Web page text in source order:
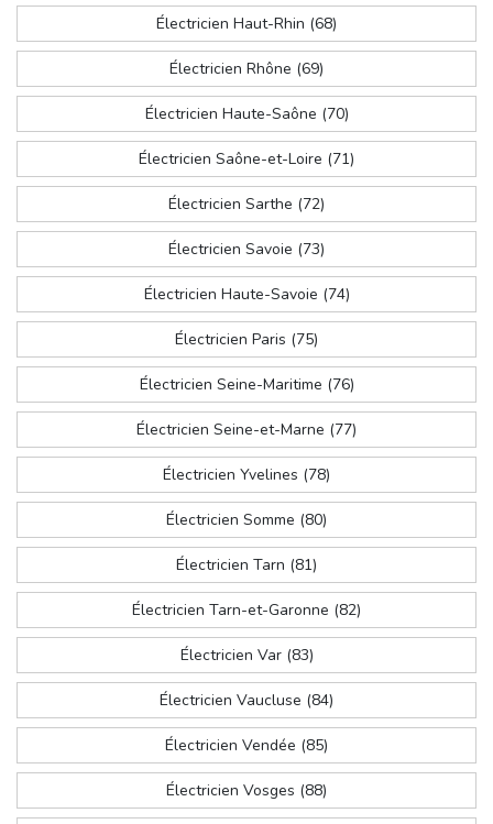
Électricien Haut-Rhin (68)
Électricien Rhône (69)
Électricien Haute-Saône (70)
Électricien Saône-et-Loire (71)
Électricien Sarthe (72)
Électricien Savoie (73)
Électricien Haute-Savoie (74)
Électricien Paris (75)
Électricien Seine-Maritime (76)
Électricien Seine-et-Marne (77)
Électricien Yvelines (78)
Électricien Somme (80)
Électricien Tarn (81)
Électricien Tarn-et-Garonne (82)
Électricien Var (83)
Électricien Vaucluse (84)
Électricien Vendée (85)
Électricien Vosges (88)